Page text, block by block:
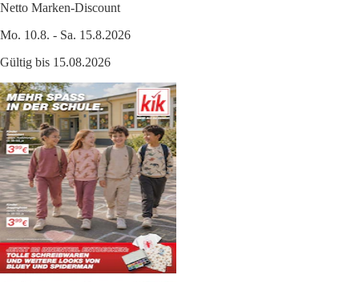
Netto Marken-Discount
Mo. 10.8. - Sa. 15.8.2026
Gültig bis 15.08.2026